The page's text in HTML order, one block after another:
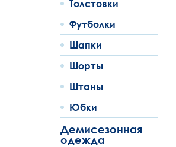
Толстовки
Футболки
Шапки
Шорты
Штаны
Юбки
Демисезонная
одежда